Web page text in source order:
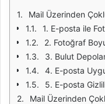
Mail Üzerinden
1. E-posta ile
2. Fotoğraf
3. Bulut
4. E-posta
5. E-posta
Mail Üzerinden